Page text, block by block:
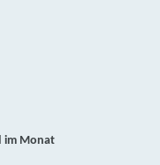
im Monat